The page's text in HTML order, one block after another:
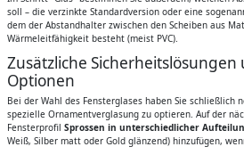
soll – die verzinkte Standardversion oder eine
dem der Abstandhalter zwischen den Scheiben aus
Wärmeleitfähigkeit besteht (meist PVC).
Zusätzliche
Optionen
Bei der Wahl des Fensterglases haben Sie schließlich
spezielle Ornamentverglasung zu optieren. Auf der
Fensterprofil Sprossen in unterschiedlicher
Weiß, Silber matt oder Gold glänzend) hinzufügen,